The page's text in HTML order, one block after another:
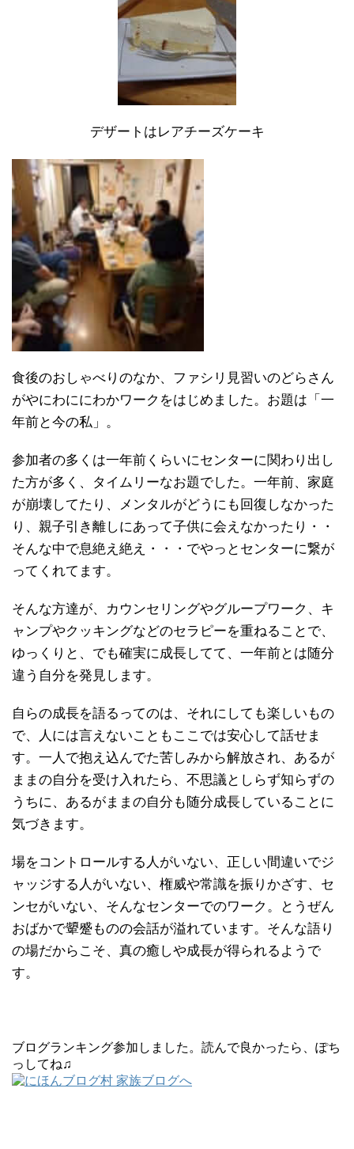
デザートはレアチーズケーキ
食後のおしゃべりのなか、ファシリ見習いのどらさん
がやにわににわかワークをはじめました。お題は「一
年前と今の私」。
参加者の多くは一年前くらいにセンターに関わり出し
た方が多く、タイムリーなお題でした。一年前、家庭
が崩壊してたり、メンタルがどうにも回復しなかった
り、親子引き離しにあって子供に会えなかったり・・
そんな中で息絶え絶え・・・でやっとセンターに繋が
ってくれてます。
そんな方達が、カウンセリングやグループワーク、キ
ャンプやクッキングなどのセラピーを重ねることで、
ゆっくりと、でも確実に成長してて、一年前とは随分
違う自分を発見します。
自らの成長を語るってのは、それにしても楽しいもの
で、人には言えないこともここでは安心して話せま
す。一人で抱え込んでた苦しみから解放され、あるが
ままの自分を受け入れたら、不思議としらず知らずの
うちに、あるがままの自分も随分成長していることに
気づきます。
場をコントロールする人がいない、正しい間違いでジ
ャッジする人がいない、権威や常識を振りかざす、セ
ンセがいない、そんなセンターでのワーク。とうぜん
おばかで顰蹙ものの会話が溢れています。そんな語り
の場だからこそ、真の癒しや成長が得られるようで
す。
ブログランキング参加しました。読んで良かったら、ぽち
っしてね♫